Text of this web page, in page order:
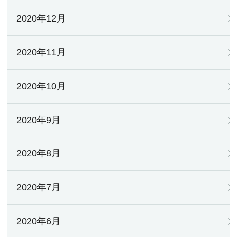
2020年12月
2020年11月
2020年10月
2020年9月
2020年8月
2020年7月
2020年6月